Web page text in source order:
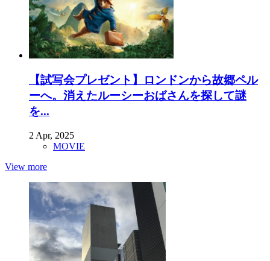
【試写会プレゼント】ロンドンから故郷ペル
ーへ。消えたルーシーおばさんを探して謎
を...
2 Apr, 2025
MOVIE
View more